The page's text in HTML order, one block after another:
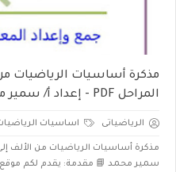
مذكرة أساسيات الرياضيات من
المراحل PDF - إعداد أ/ سمير محمد
الرياضياتى اساسيات الرياضيات
سمير محمد 📘 مقدمة: يقدم لكم موقع